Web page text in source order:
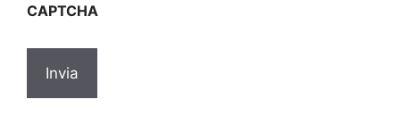
privacy
CAPTCHA